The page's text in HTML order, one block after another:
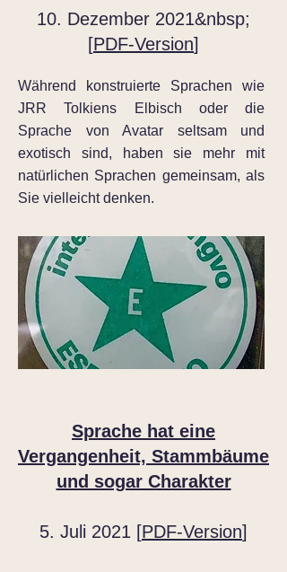
10. Dezember 2021&nbsp;
[PDF-Version]
Während konstruierte Sprachen wie
JRR Tolkiens Elbisch oder die
Sprache von Avatar seltsam und
exotisch sind, haben sie mehr mit
natürlichen Sprachen gemeinsam, als
Sie vielleicht denken.
Sprache hat eine
Vergangenheit, Stammbäume
und sogar Charakter
5. Juli 2021 [PDF-Version]